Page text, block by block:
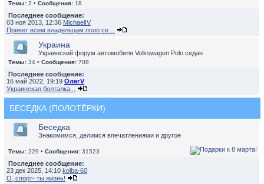
Темы: 2 • Сообщения: 18
Последнее сообщение:
03 ноя 2013, 12:36 MichaelIV
Привет всем владельцам поло се…
Украина
Украинский форум автомобиля Volkswagen Polo седан
Темы: 34 • Сообщения: 708
Последнее сообщение:
16 май 2022, 19:19 ОлегV
Украинская болталка...
БЕСЕДКА (ПОЛОТЁРКИ)
Беседка
Знакомимся, делимся впечатлениями и другое
Темы: 229 • Сообщения: 31523
Последнее сообщение:
23 дек 2025, 14:10 kolba-60
О, спорт- ты жизнь!